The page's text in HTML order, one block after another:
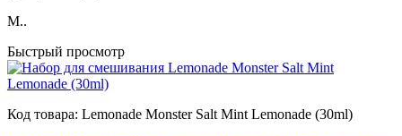
M..
Быстрый просмотр
Код товара: Lemonade Monster Salt Mint Lemonade (30ml)